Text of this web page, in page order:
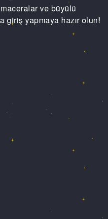
ve büyülü
giriş yapmaya hazır olun!